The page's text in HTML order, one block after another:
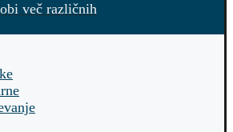
več različnih